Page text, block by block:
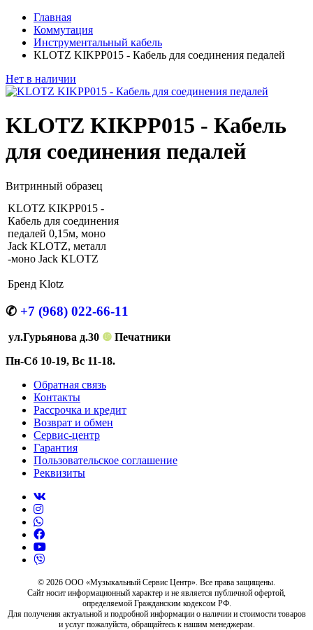
Главная
Коммутация
Инструментальный кабель
KLOTZ KIKPP015 - Кабель для соединения педалей
Нет в наличии
KLOTZ KIKPP015 - Кабель
для соединения педалей
Витринный образец
KLOTZ KIKPP015 -
Кабель для соединения
педалей 0,15м, моно
Jack KLOTZ, металл
-моно Jack KLOTZ
Бренд Klotz
✆ +7 (968) 022-66-11
ул.Гурьянова д.30 ❿ Печатники
Пн-Сб 10-19, Вс 11-18.
Обратная связь
Контакты
Рассрочка и кредит
Возврат и обмен
Сервис-центр
Гарантия
Пользовательское соглашение
Реквизиты
© 2026 ООО «Музыкальный Сервис Центр». Все права защищены.
Сайт носит информационный характер и не является публичной офертой,
определяемой Гражданским кодексом РФ.
Для получения актуальной и подробной информации о наличии и стоимости товаров
и услуг пожалуйста, обращайтесь к нашим менеджерам.